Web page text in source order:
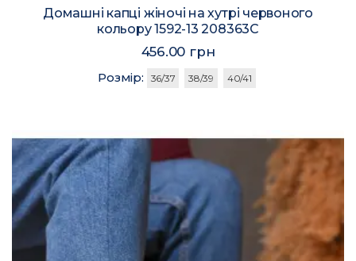
Домашні капці жіночі на хутрі червоного
кольору 1592-13 208363C
456.00 грн
Розмір: 36/37 38/39 40/41